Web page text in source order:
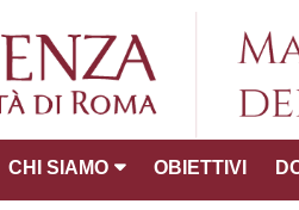
CHI SIAMO OBIETTIVI